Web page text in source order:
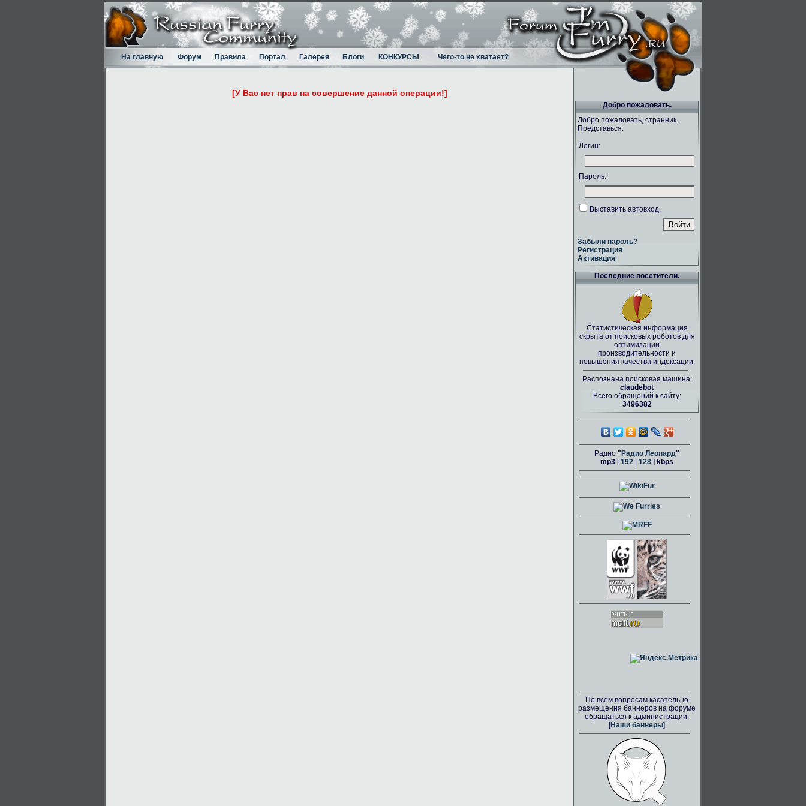
На главную Форум Правила Портал Галерея Блоги КОНКУРСЫ Чего-то не хватает?
[У Вас нет прав на совершение данной операции!]
Добро пожаловать.
Добро пожаловать, странник.
Представься:
Логин:
Пароль:
Выставить автовход.
Забыли пароль?
Регистрация
Активация
Последние посетители.
Статистическая информация
скрыта от поисковых роботов для
оптимизации
производительности и
повышения качества индексации.
Распознана поисковая машина:
claudebot
Всего обращений к сайту:
3496382
Радио " Радио Леопард"
mp3 [192 128 ] kbps
По всем вопросам касательно
размещения баннеров на форуме
обращаться к администрации.
[Наши баннеры]